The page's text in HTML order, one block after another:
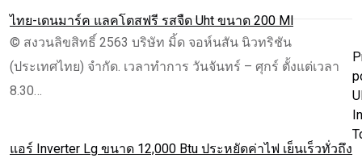
ไทย-เดนมาร์ค แลคโตสฟรี รสจืด Uht ขนาด 200 Ml
© สงวนลิขสิทธิ์ 2563 บริษัท มิ้ด จอห์นสัน นิวทริชัน
(ประเทศไทย) จำกัด. เวลาทำการ วันจันทร์ – ศุกร์ ตั้งแต่เวลา
8.30…
แอร์ Inverter Lg ขนาด 12,000 Btu ประหยัดค่าไฟ เย็นเร็วทั่วถึง